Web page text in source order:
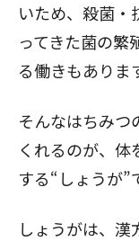
いため、殺菌・
ってきた菌の繁
る働きもありま
そんなはちみつ
くれるのが、体
する“しょうが”
しょうがは、漢